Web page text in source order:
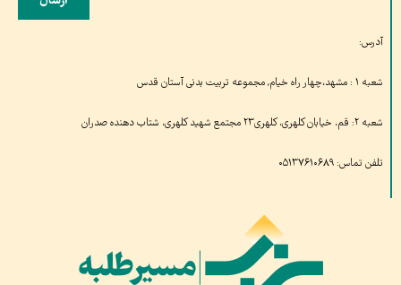
آدرس:
شعبه ۱ : مشهد،چهار راه خیام, مجموعه تربیت بدنی آستان قدس
شعبه ۲: قم، خیابان کلهری، کلهری۲۳ مجتمع شهید کلهری، شتاب دهنده صدران
تلفن تماس: ۰۵۱۳۷۶۱۰۶۸۹